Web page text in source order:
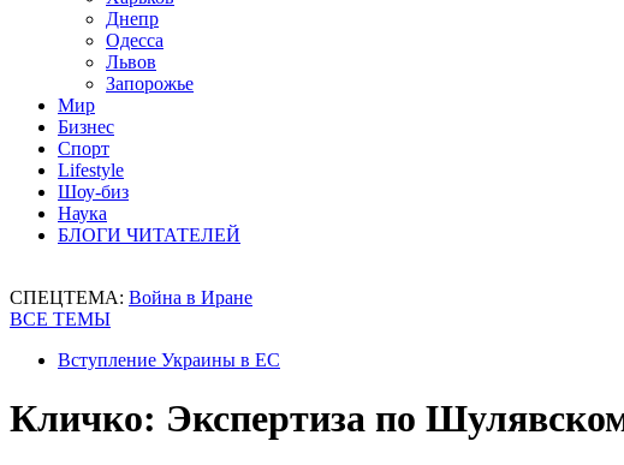
Днепр
Одесса
Львов
Запорожье
Мир
Бизнес
Спорт
Lifestyle
Шоу-биз
Наука
БЛОГИ ЧИТАТЕЛЕЙ
СПЕЦТЕМА: Война в Иране
ВСЕ ТЕМЫ
Вступление Украины в ЕС
Кличко: Экспертиза по